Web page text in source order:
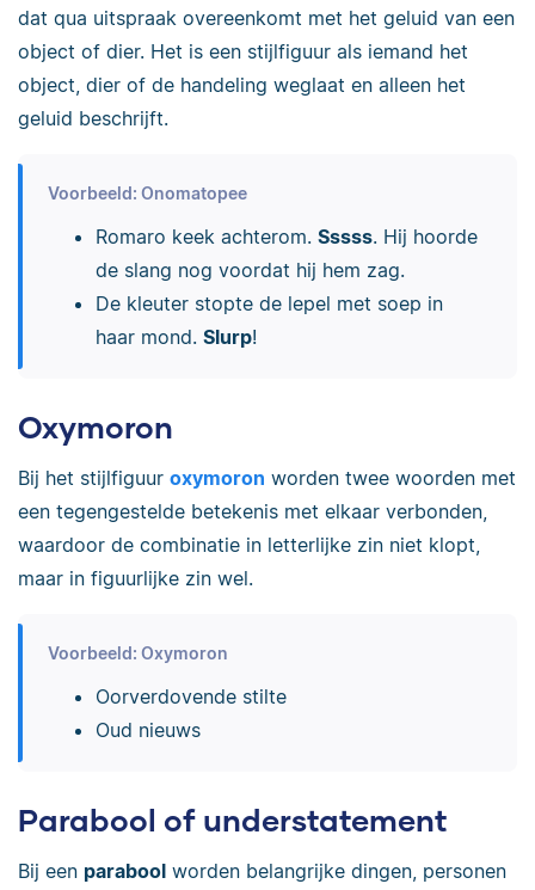
dat qua uitspraak overeenkomt met het geluid van een
object of dier. Het is een stijlfiguur als iemand het
object, dier of de handeling weglaat en alleen het
geluid beschrijft.
Voorbeeld: Onomatopee
Romaro keek achterom. Sssss. Hij hoorde
de slang nog voordat hij hem zag.
De kleuter stopte de lepel met soep in
haar mond. Slurp!
Oxymoron
Bij het stijlfiguur oxymoron worden twee woorden met
een tegengestelde betekenis met elkaar verbonden,
waardoor de combinatie in letterlijke zin niet klopt,
maar in figuurlijke zin wel.
Voorbeeld: Oxymoron
Oorverdovende stilte
Oud nieuws
Parabool of understatement
Bij een parabool worden belangrijke dingen, personen